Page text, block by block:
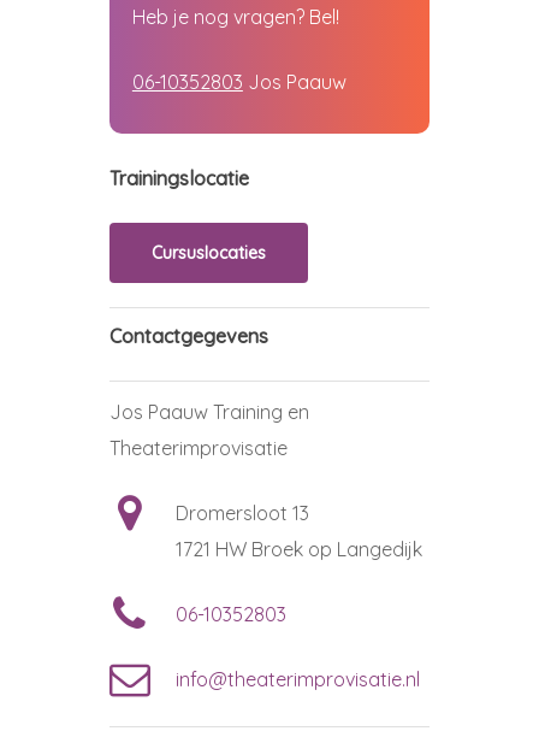
Heb je nog vragen? Bel!
06-10352803 Jos Paauw
Trainingslocatie
Cursuslocaties
Contactgegevens
Jos Paauw Training en
Theaterimprovisatie
Dromersloot 13
1721 HW Broek op Langedijk
06-10352803
info@theaterimprovisatie.nl